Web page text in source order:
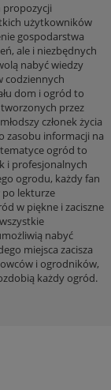
propozycji
użytkowników
gospodarstwa
ale i niezbędnych
nabyć wiedzy
codziennych
dom i ogród to
przez
członek życia
zasobu informacji na
ogród to
i profesjonalnych
ogrodu, każdy fan
lekturze
w piękne i zaciszne
nabyć
miejsca zacisza
i ogrodników,
każdy ogród.